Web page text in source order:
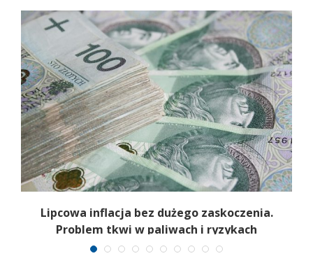
Lipcowa inflacja bez dużego zaskoczenia.
Problem tkwi w paliwach i ryzykach
surowcowych